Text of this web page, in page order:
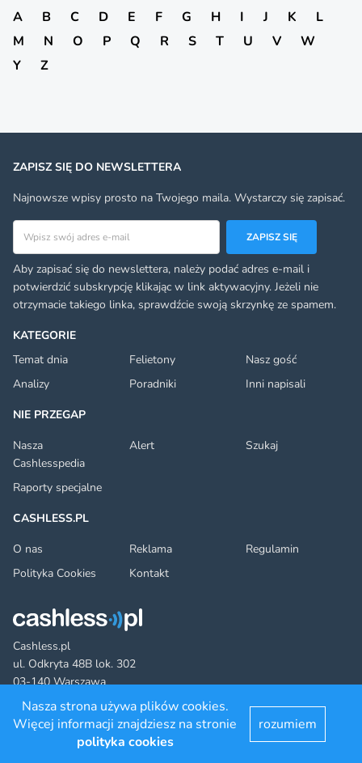
A B C D E F G H I J K
L
M
N O P Q R S T U V
W
Y
Z
Cashless.pl
ul. Odkryta 48B lok. 302
03-140 Warszawa
FacebookTwitter YouTubeLinkedInRSS
©2022 cashless.pl. All rights reserved.
KATEGORIE
Temat dnia
Felietony
Nasz gość
Analizy
Poradniki
Inni napisali
NIE PRZEGAP
Nasza
Cashlesspedia
Alert Szukaj
Raporty specjalne
CASHLESS.PL
O nas
Reklama
Regulamin
Polityka Cookies
Kontakt
ZAPISZ SIĘ DO NEWSLETTERA
Najnowsze wpisy prosto na Twojego maila. Wystarczy się zapisać.
Adres email
ZAPISZ SIĘ
Aby zapisać się do newslettera, należy podać adres e-mail i
potwierdzić subskrypcję klikając w link aktywacyjny. Jeżeli nie
otrzymacie takiego linka, sprawdźcie swoją skrzynkę ze spamem.
Nasza strona używa plików cookies.
Więcej informacji znajdziesz na stronie
polityka cookies
rozumiem